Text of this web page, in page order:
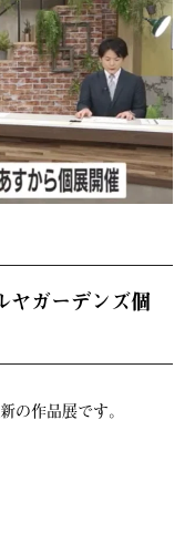
ヤガーデンズ個
の作品展です。